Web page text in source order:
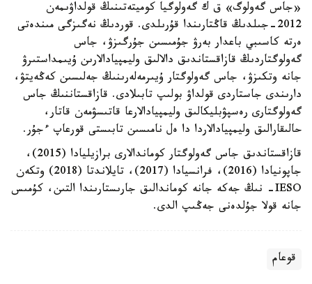
«جاس گەولوگ» ق ك گەولوگيا كوميتەتىنىڭ قولداۋىمەن
2012-جىلدىڭ قاڭتارىندا قۇرىلدى. قوردىڭ نەگىزگى مىندەتى
ەرتە كاسىبي باعدار بەرۋ جۇمىسىن جۇرگىزۋ، جاس
گەولوگتاردىڭ قازاقستاندىق دالالىق وليمپيادالارىن ۇيىمداستىرۋ
جانە وتكىزۋ، جاس گەولوگتار ۇيىرمەلەرىنىڭ جەلىسىن كەڭەيتۋ،
دارىندى جاستاردى قولداۋ بولىپ تابىلادى. قازاقستاننىڭ جاس
گەولوگتارى رەسپۋبليكالىق وليمپيادالارعا قاتىسۋمەن قاتار،
حالىقارالىق وليمپيادالاردا دا ەل نامىسىن تابىستى قورعاپ ءجۇر.
قازاقستاندىق جاس گەولوگتار كوماندالارى برازيليادا (2015)،
جاپونيادا (2016)، فرانسيادا (2017)، تايلاندتا (2018) وتكەن
IESO- نىڭ جەكە جانە كوماندالىق جارىستارىندا التىن، كۇمىس
جانە قولا جۇلدەنى جەڭىپ الدى.
قوعام